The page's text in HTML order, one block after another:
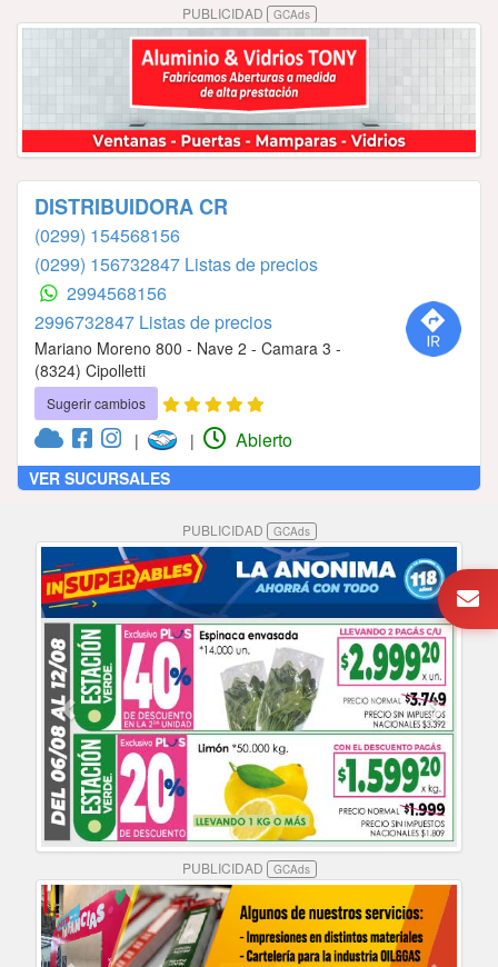
PUBLICIDAD GCAds
DISTRIBUIDORA CR
(0299) 154568156
(0299) 156732847 Listas de precios
2994568156
2996732847 Listas de precios
Mariano Moreno 800 - Nave 2 - Camara 3 -
(8324) Cipolletti
Sugerir cambios
| | Abierto
VER SUCURSALES
PUBLICIDAD GCAds
PUBLICIDAD GCAds